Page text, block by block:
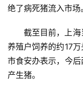
绝了病死猪流入市场。
截至目前，上
养殖户饲养的约17
市食安办表示，今
产生猪。